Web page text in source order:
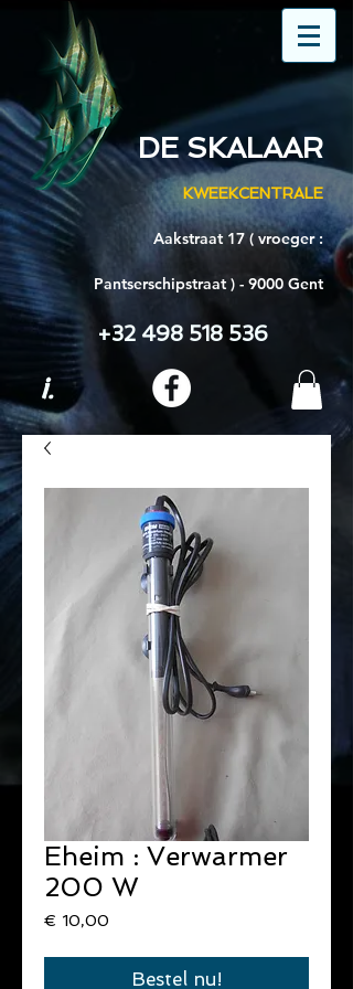
DE SKALAAR
KWEEKCENTRALE
Aakstraat 17 ( vroeger :
Pantserschipstraat ) - 9000 Gent
+32 498 518 536
i.
Eheim : Verwarmer
200 W
€ 10,00
Bestel nu!